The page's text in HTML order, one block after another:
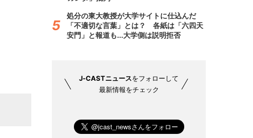
処分の東大教授が大学サイトに仕込んだ
「不適切な言葉」とは？ 各紙は「六四天
安門」と報道も...大学側は説明拒否
J-CASTニュースをフォローして
最新情報をチェック